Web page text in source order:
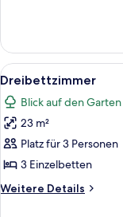
Suite,
Meerblick
Alle
Fotos
für
Dreibettzimmer
anzeigen
5
Dreibettzimmer
Blick auf den Garten
23 m²
Platz für 3 Personen
3 Einzelbetten
Weitere Details
Weitere